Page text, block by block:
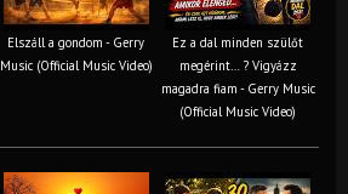
Elszáll a gondom - Gerry
Music (Official Music Video)
Ez a dal minden szülőt
megérint… ? Vigyázz
magadra fiam - Gerry Music
(Official Music Video)